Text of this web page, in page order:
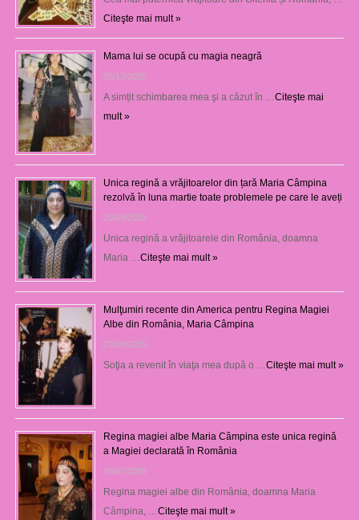
Citeşte mai mult »
Mama lui se ocupă cu magia neagră
05/12/2025
A simțit schimbarea mea şi a căzut în … Citeşte mai
mult »
Unica regină a vrăjitoarelor din țară Maria Câmpina
rezolvă în luna martie toate problemele pe care le aveți
25/09/2025
Unica regină a vrăjitoarele din România, doamna
Maria … Citeşte mai mult »
Mulţumiri recente din America pentru Regina Magiei
Albe din România, Maria Câmpina
23/08/2025
Soţia a revenit în viaţa mea după o … Citeşte mai mult »
Regina magiei albe Maria Câmpina este unica regină
a Magiei declarată în România
16/07/2025
Regina magiei albe din România, doamna Maria
Câmpina, … Citeşte mai mult »